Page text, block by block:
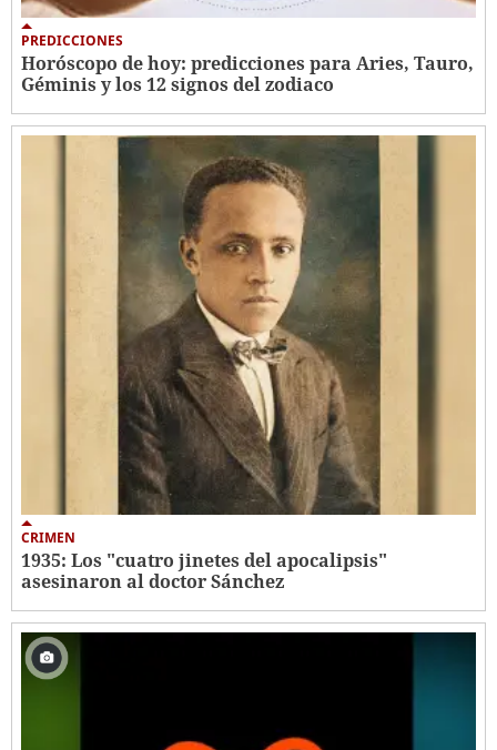
PREDICCIONES
Horóscopo de hoy: predicciones para Aries, Tauro,
Géminis y los 12 signos del zodiaco
CRIMEN
1935: Los "cuatro jinetes del apocalipsis"
asesinaron al doctor Sánchez